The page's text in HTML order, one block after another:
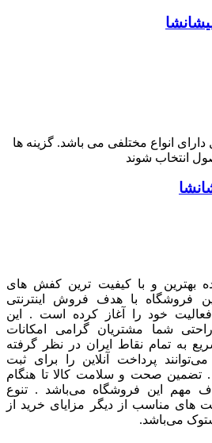
انواع مختلفی می باشد. گزینه ها
انتخاب شوند
بهترین و با کیفیت ترین کفش های
فروشگاه با هدف فروش اینترنتی
خود را آغاز کرده است . این
راحتی شما مشتریان گرامی امکانات
به تمام نقاط ایران در نظر گرفته
پرداخت آنلاین را برای ثبت
تضمین صحت و سلامت کالا تا هنگام
مهم این فروشگاه می‌باشد . تنوع
های مناسب از دیگر مزایای خرید از
می‌باشد.